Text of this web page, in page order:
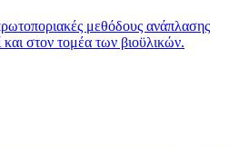
μεθόδους ανάπλασης
στον τομέα των βιοϋλικών.